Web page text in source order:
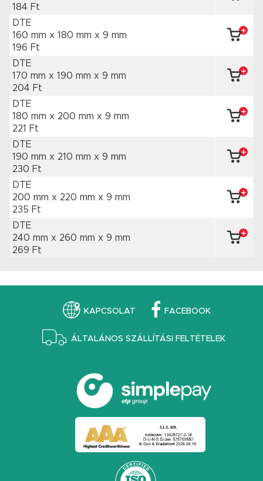
184 Ft
DTE
160 mm x 180 mm x 9 mm
196 Ft
DTE
170 mm x 190 mm x 9 mm
204 Ft
DTE
180 mm x 200 mm x 9 mm
221 Ft
DTE
190 mm x 210 mm x 9 mm
230 Ft
DTE
200 mm x 220 mm x 9 mm
235 Ft
DTE
240 mm x 260 mm x 9 mm
269 Ft
KAPCSOLAT FACEBOOK
ÁLTALÁNOS SZÁLLÍTÁSI FELTÉTELEK